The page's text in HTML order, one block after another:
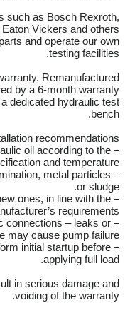
such as Bosch Rexroth,
Vickers and others.
and operate our own
testing facilities.
Remanufactured
by a 6-month warranty.
dedicated hydraulic test
bench.
recommendations:
oil according to the
and temperature.
metal particles
or sludge.
ones, in line with the
requirements.
connections – leaks or
may cause pump failure.
initial startup before
applying full load.
in serious damage and
voiding of the warranty.